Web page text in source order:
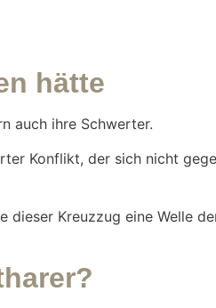
hätte
auch ihre Schwerter.
Konflikt, der sich nicht
Kreuzzug eine Welle